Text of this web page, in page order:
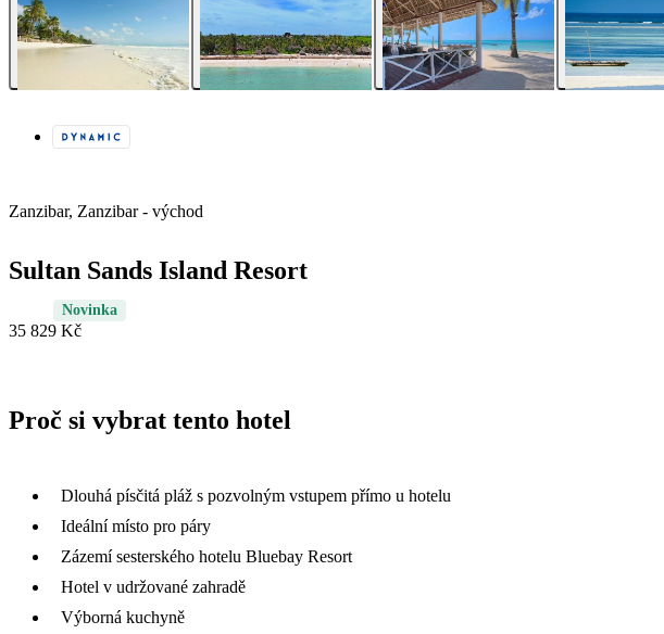
Zanzibar, Zanzibar - východ
Sultan Sands Island Resort
Novinka
35 829 Kč
Proč si vybrat tento hotel
Dlouhá písčitá pláž s pozvolným vstupem přímo u hotelu
Ideální místo pro páry
Zázemí sesterského hotelu Bluebay Resort
Hotel v udržované zahradě
Výborná kuchyně